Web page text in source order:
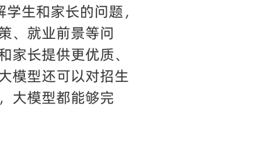
生和家长的问题，
、就业前景等问
长提供更优质、
模型还可以对招生
大模型都能够完